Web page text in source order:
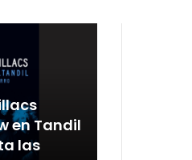
en Tandil
las